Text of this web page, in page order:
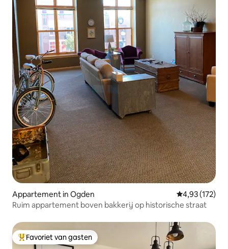
Appartement in Ogden Gemiddelde
4,93 (172)
Ruim appartement boven bakkerij op historische straat
Topfavoriet van gasten
Favoriet van gasten